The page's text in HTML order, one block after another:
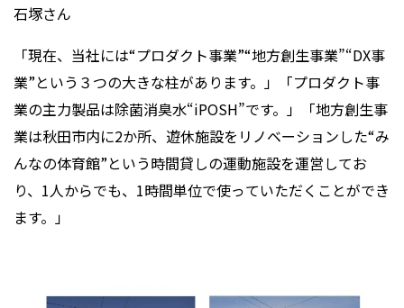
石塚さん
「現在、当社には“プロダクト事業”“地方創生事業”“DX事
業”という３つの大きな柱があります。」「プロダクト事
業の主力製品は除菌消臭水“iPOSH”です。」「地方創生事
業は秋田市内に2か所、遊休施設をリノベーションした“み
んなの体育館”という時間貸しの運動施設を運営してお
り、1人からでも、1時間単位で使っていただくことができ
ます。」